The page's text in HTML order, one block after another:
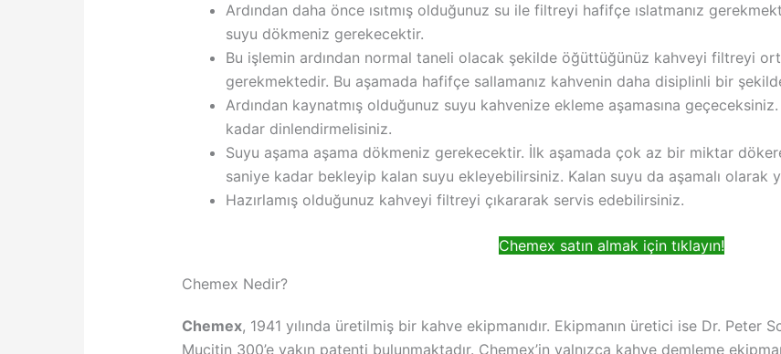
Ardından daha önce ısıtmış olduğunuz su ile filtreyi hafifçe ıslatmanız
suyu dökmeniz gerekecektir.
Bu işlemin ardından normal taneli olacak şekilde öğüttüğünüz kahveyi filtreyi
gerekmektedir. Bu aşamada hafifçe sallamanız kahvenin daha disiplinli bir şekilde
Ardından kaynatmış olduğunuz suyu kahvenize ekleme aşamasına
kadar dinlendirmelisiniz.
Suyu aşama aşama dökmeniz gerekecektir. İlk aşamada çok az bir miktar
saniye kadar bekleyip kalan suyu ekleyebilirsiniz. Kalan suyu da aşamalı olarak
Hazırlamış olduğunuz kahveyi filtreyi çıkararak servis edebilirsiniz.
Chemex satın almak için tıklayın!
Chemex Nedir?
Chemex, 1941 yılında üretilmiş bir kahve ekipmanıdır. Ekipmanın üretici ise Dr. Peter
Mucitin 300’e yakın patenti bulunmaktadır. Chemex’in yalnızca kahve demleme